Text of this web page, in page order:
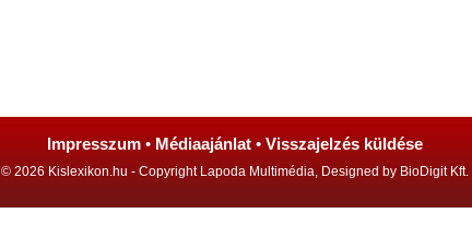
Impresszum • Médiaajánlat • Visszajelzés küldése
© 2026 Kislexikon.hu - Copyright Lapoda Multimédia, Designed by BioDigit Kft.